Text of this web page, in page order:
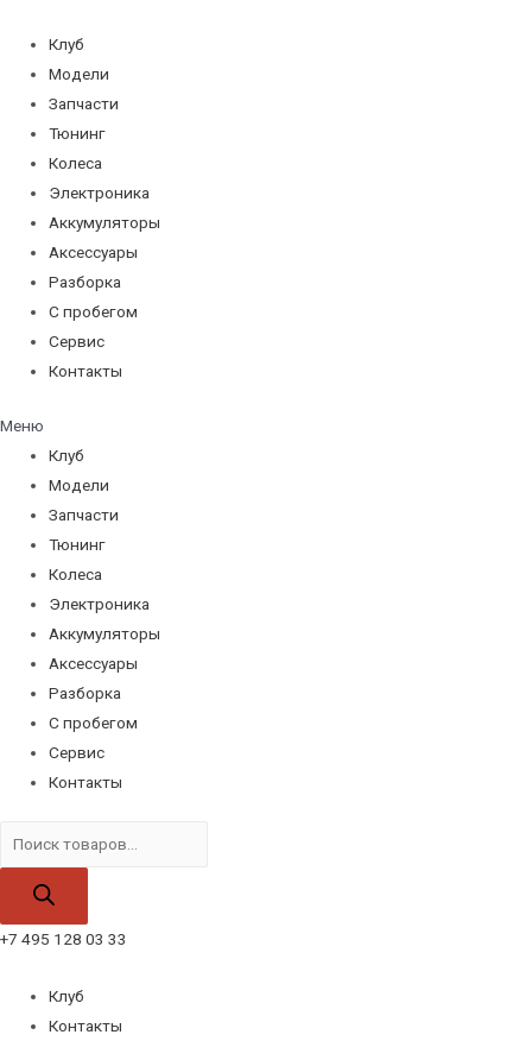
содержимому
Клуб
Модели
Запчасти
Тюнинг
Колеса
Электроника
Аккумуляторы
Аксессуары
Разборка
С пробегом
Сервис
Контакты
Меню
Клуб
Модели
Запчасти
Тюнинг
Колеса
Электроника
Аккумуляторы
Аксессуары
Разборка
С пробегом
Сервис
Контакты
товаров
+7 495 128 03 33
Клуб
Контакты